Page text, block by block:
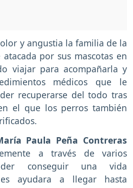
y angustia la familia de la
por sus mascotas en
viajar para acompañarla y
médicos que le
recuperarse del todo tras
el que los perros también
Paula Peña Contreras
a través de varios
conseguir una vida
ayudara a llegar hasta